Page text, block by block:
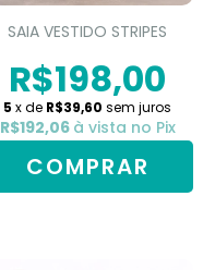
SAIA VESTIDO STRIPES
R$198,00
5 x de R$39,60 sem juros
R$192,06 à vista no Pix
COMPRAR